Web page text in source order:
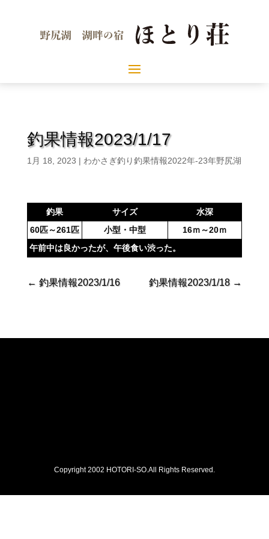
釣果情報2023/1/17
1月 18, 2023 | わかさぎ釣り釣果情報2022年-23年野尻湖
釣果 サイズ
水深
60匹～261匹
小型・中型
16ｍ～20ｍ
午前中は良かったが、午後食い渋った。
← 釣果情報2023/1/16 釣果情報2023/1/18 →
Copyright 2002 HOTORI-SO.All Rights Reserved.